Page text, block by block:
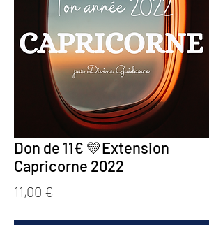
Don de 11€ 💛Extension
Capricorne 2022
11,00 €